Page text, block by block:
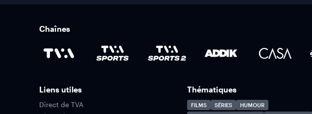
Chaînes
Liens utiles
Direct de TVA
Thématiques
FILMS SÉRIES
HUMOUR